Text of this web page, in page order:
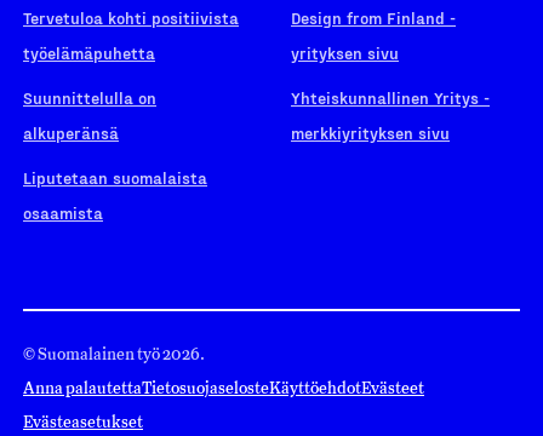
Tervetuloa kohti positiivista
työelämäpuhetta
Suunnittelulla on
alkuperänsä
Liputetaan suomalaista
osaamista
Design from Finland -
yrityksen sivu
Yhteiskunnallinen Yritys -
merkkiyrityksen sivu
© Suomalainen työ 2026.
Anna palautettaTietosuojaselosteKäyttöehdotEvästeet
Evästeasetukset